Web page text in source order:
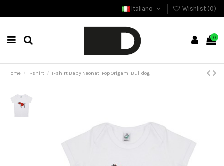
Italiano Wishlist (0)
0
Home T-shirt T-shirt Baby Neonati Pop Origami Bulldog